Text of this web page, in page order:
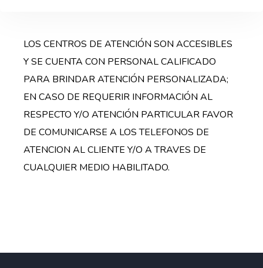
LOS CENTROS DE ATENCIÓN SON ACCESIBLES
Y SE CUENTA CON PERSONAL CALIFICADO
PARA BRINDAR ATENCIÓN PERSONALIZADA;
EN CASO DE REQUERIR INFORMACIÓN AL
RESPECTO Y/O ATENCIÓN PARTICULAR FAVOR
DE COMUNICARSE A LOS TELEFONOS DE
ATENCION AL CLIENTE Y/O A TRAVES DE
CUALQUIER MEDIO HABILITADO.